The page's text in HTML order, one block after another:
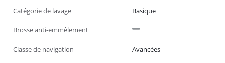
Catégorie de lavage Basique
Brosse anti-emmêlement
Classe de navigation Avancées